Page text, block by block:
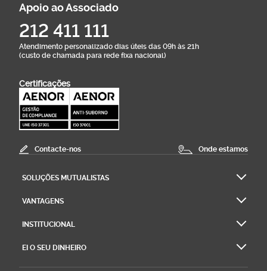
Apoio ao Associado
212 411 111
Atendimento personalizado dias úteis das 09h às 21h
(custo de chamada para rede fixa nacional)
Certificações
Contacte-nos Onde estamos
SOLUÇÕES MUTUALISTAS
VANTAGENS
INSTITUCIONAL
EI O SEU DINHEIRO